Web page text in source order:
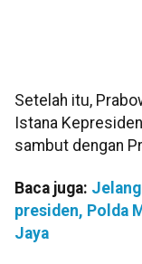
Setelah itu,
Istana
sambut dengan
Baca juga:
presiden, Polda
Jaya